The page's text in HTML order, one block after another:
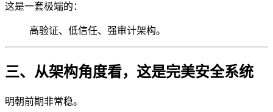
这是一套极端的：
高验证、低信任、强审计架构。
三、从架构角度看，这是完美安全系统
明朝前期非常稳。